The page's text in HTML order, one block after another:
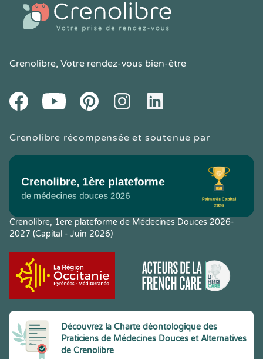
Crenolibre, Votre rendez-vous bien-être
FacebookYoutube PinteresetInstagramLinkedIn
Crenolibre récompensée et soutenue par
Crenolibre, 1ere plateforme de Médecines Douces 2026-
2027 (Capital - Juin 2026)
Découvrez la Charte déontologique des
Praticiens de Médecines Douces et Alternatives
de Crenolibre